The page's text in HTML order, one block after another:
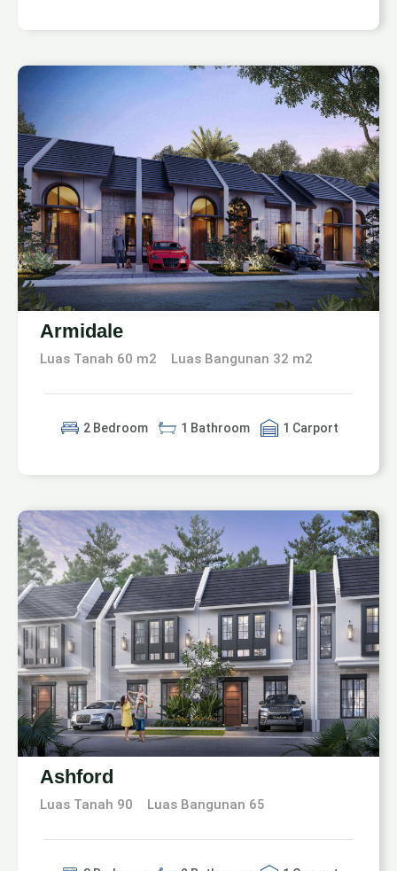
Armidale
Luas Tanah 60 m2 Luas Bangunan 32 m2
2 Bedroom 1 Bathroom 1 Carport
Ashford
Luas Tanah 90 Luas Bangunan 65